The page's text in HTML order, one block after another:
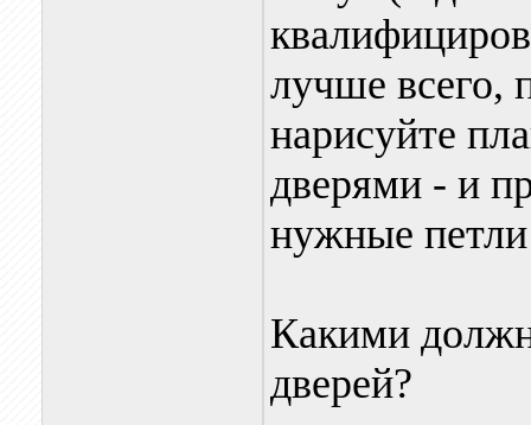
лучше всего,
нарисуйте
дверями - и
нужные
Какими
дверей?